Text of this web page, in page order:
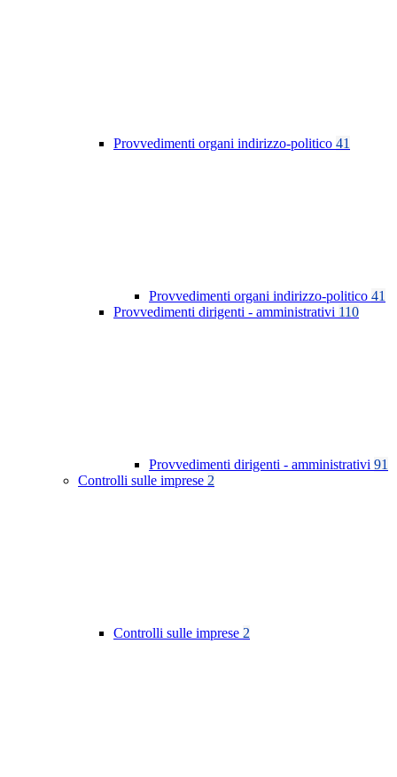
Provvedimenti organi indirizzo-politico 41
Provvedimenti organi indirizzo-politico 41
Provvedimenti dirigenti - amministrativi 110
Provvedimenti dirigenti - amministrativi 91
Controlli sulle imprese 2
Controlli sulle imprese 2